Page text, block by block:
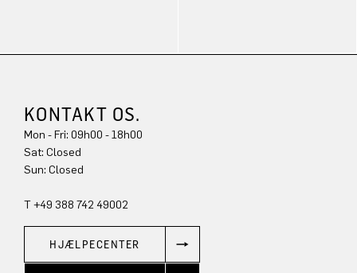
KONTAKT OS.
Mon - Fri: 09h00 - 18h00
Sun: Closed
T +49 388 742 49002
HJÆLPECENTER